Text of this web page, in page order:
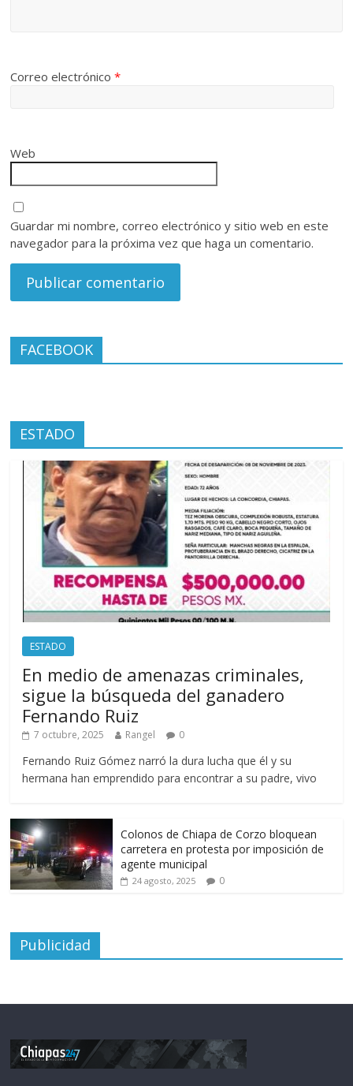
Correo electrónico*
Web
Guardar mi nombre, correo electrónico y sitio web en este
navegador para la próxima vez que haga un comentario.
FACEBOOK
ESTADO
ESTADO
En medio de amenazas criminales,
sigue la búsqueda del ganadero
Fernando Ruiz
7 octubre, 2025 Rangel 0
Fernando Ruiz Gómez narró la dura lucha que él y su
hermana han emprendido para encontrar a su padre, vivo
Colonos de Chiapa de Corzo bloquean
carretera en protesta por imposición de
agente municipal
24 agosto, 2025 0
Publicidad